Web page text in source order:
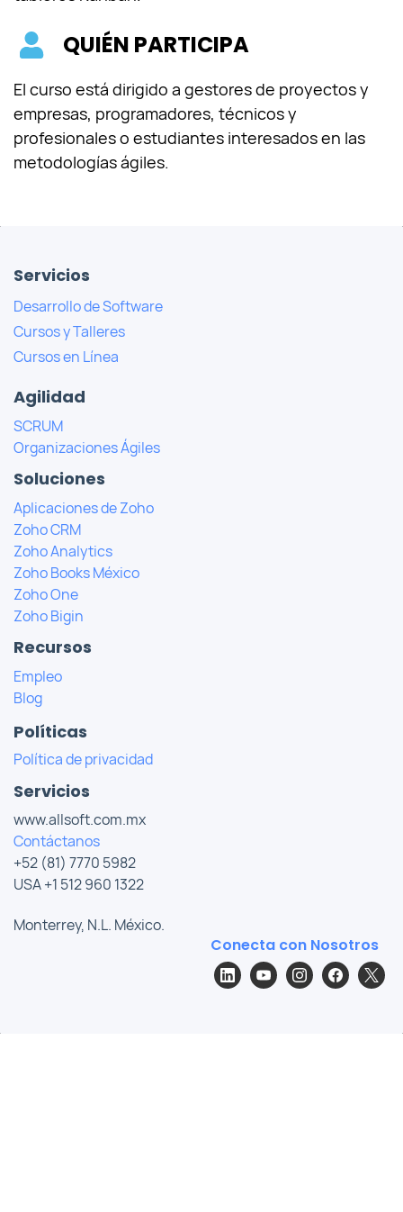
QUIÉN PARTICIPA
El curso está dirigido a gestores de proyectos y
empresas, programadores, técnicos y
profesionales o estudiantes interesados en las
metodologías ágiles.
Servicios
Desarrollo de Software
Cursos y Talleres
Cursos en Línea
Agilidad
SCRUM
Organizaciones Ágiles
Soluciones
Aplicaciones de Zoho
Zoho CRM
Zoho Analytics
Zoho Books México
Zoho One
Zoho Bigin
Recursos
Empleo
Blog
Políticas
Política de privacidad
Servicios
www.allsoft.com.mx
Contáctanos
+52 (81) 7770 5982
USA +1 512 960 1322
Monterrey, N.L. México.
Conecta con Nosotros